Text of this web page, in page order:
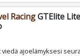
RacingGTElite
viedä ajoelämyksesi